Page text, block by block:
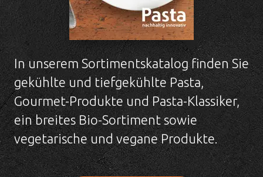
In unserem Sortimentskatalog finden Sie
gekühlte und tiefgekühlte Pasta,
Gourmet-Produkte und Pasta-Klassiker,
ein breites Bio-Sortiment sowie
vegetarische und vegane Produkte.